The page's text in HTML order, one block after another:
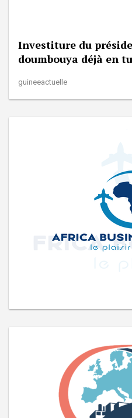
Investiture du
doumbouya déjà en
guineeactuelle